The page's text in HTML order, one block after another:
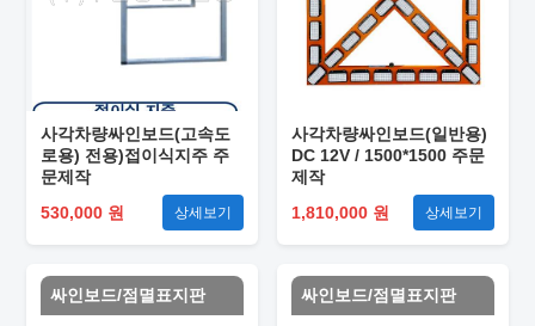
사각차량싸인보드(고속도
로용) 전용)접이식지주 주
문제작
530,000 원
상세보기
사각차량싸인보드(일반용)
DC 12V / 1500*1500 주문
제작
1,810,000 원
상세보기
싸인보드/점멸표지판 싸인보드/점멸표지판